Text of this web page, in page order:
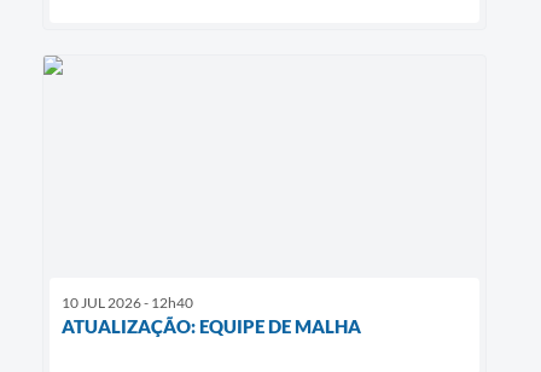
10 JUL 2026 - 12h40
ATUALIZAÇÃO: EQUIPE DE MALHA